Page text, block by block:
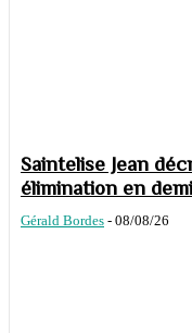
Saintelise Jean
élimination en
Gérald Bordes - 08/08/26